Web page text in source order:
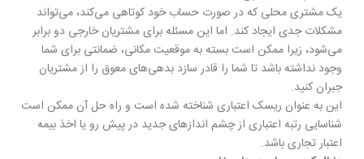
یک مشتری محلی که در صورت حساب خود کوتاهی می‌کند، می‌تواند
مشکلات جدی ایجاد کند. اما این مسئله برای مشتریان خارجی دو برابر
می‌شود، زیرا ممکن است بسته به موقعیت مکانی، ضمانتی برای شما
وجود نداشته باشد تا شما را قادر سازد بدهی‌های معوق را از مشتریان
جبران کنید.
این به عنوان ریسک اعتباری شناخته شده است و راه حل آن ممکن است
شناسایی رتبه اعتباری از چشم اندازهای جدید در پیش رو یا اخذ بیمه
اعتبار تجاری باشد.